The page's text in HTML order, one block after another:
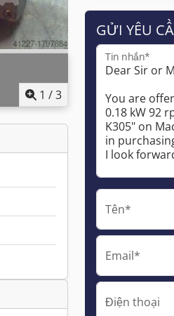
1 /3
GỬI YÊU
Tin nhắn*
Tên*
Email*
Điện thoại